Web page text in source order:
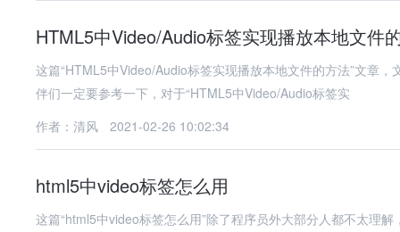
HTML5中Video/Audio标签实现播放本地文件
这篇“HTML5中Video/Audio标签实现播放本地文件的方法”文章
伴们一定要参考一下，对于“HTML5中Video/Audio标签实
作者：清风
2021-02-26 10:02:34
html5中video标签怎么用
这篇“html5中video标签怎么用”除了程序员外大部分人都不太理